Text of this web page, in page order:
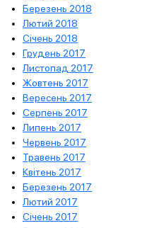
Березень 2018
Лютий 2018
Січень 2018
Грудень 2017
Листопад 2017
Жовтень 2017
Вересень 2017
Серпень 2017
Липень 2017
Червень 2017
Травень 2017
Квітень 2017
Березень 2017
Лютий 2017
Січень 2017